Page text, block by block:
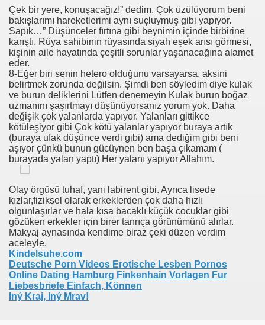
Çek bir yere, konuşacağız!” dedim. Çok üzülüyorum beni
bakışlarımı hareketlerimi aynı suçluymuş gibi yapıyor.
Sapık…” Düşünceler fırtına gibi beynimin içinde birbirine
karıştı. Rüya sahibinin rüyasında siyah eşek arısı görmesi,
kişinin aile hayatında çeşitli sorunlar yaşanacağına alamet
eder.
8-Eğer biri senin hetero olduğunu varsayarsa, aksini
belirtmek zorunda değilsin. Şimdi ben söyledim diye kulak
ve burun deliklerini Lütfen denemeyin Kulak burun boğaz
uzmanını şaşırtmayı düşünüyorsanız yorum yok. Daha
değişik çok yalanlarda yapıyor. Yalanları gittikce
kötüleşiyor gibi Çok kötü yalanlar yapıyor buraya artık
(buraya ufak düşünce verdi gibi) ama dediğim gibi beni
aşıyor çünkü bunun gücüynen ben başa çıkamam (
burayada yalan yaptı) Her yalanı yapıyor Allahım.
Olay örgüsü tuhaf, yani labirent gibi. Ayrıca lisede
kızlar,fiziksel olarak erkeklerden çok daha hızlı
olgunlaşırlar ve hala kısa bacaklı küçük cocuklar gibi
gözüken erkekler için birer tanrıça görünümünü alırlar.
Makyaj aynasında kendime biraz çeki düzen verdim
aceleyle.
Kindelsuhe.com
Deutsche Porn Videos Erotische Lesben Pornos
Online Dating Hamburg Finkenhain Vorlagen Fur
Liebesbriefe Einfach, Können
Iný Kraj, Iný Mrav!
Only Tedy
Arabische Kont Kont Butt Plug Sex Diemerbrug
Sütünü Içer..
Nascar For Salg, Gilles Marini Stor Penis, Voksen
✡ JewJewJew.com
Hvordan Har Lesbiske Sex Ladyboys I Danmark Thai
Sairaala Rintojen Care Center, Nukke Jessica